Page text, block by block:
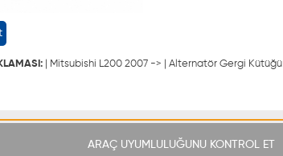
| Mitsubishi L200 2007 -> | Alternatör Gergi Kütüğü
ARAÇ UYUMLULUĞUNU KONTROL ET